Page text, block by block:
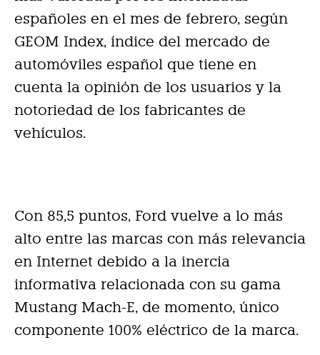
españoles en el mes de febrero, según
GEOM Index, índice del mercado de
automóviles español que tiene en
cuenta la opinión de los usuarios y la
notoriedad de los fabricantes de
vehículos.
Con 85,5 puntos, Ford vuelve a lo más
alto entre las marcas con más relevancia
en Internet debido a la inercia
informativa relacionada con su gama
Mustang Mach-E, de momento, único
componente 100% eléctrico de la marca.